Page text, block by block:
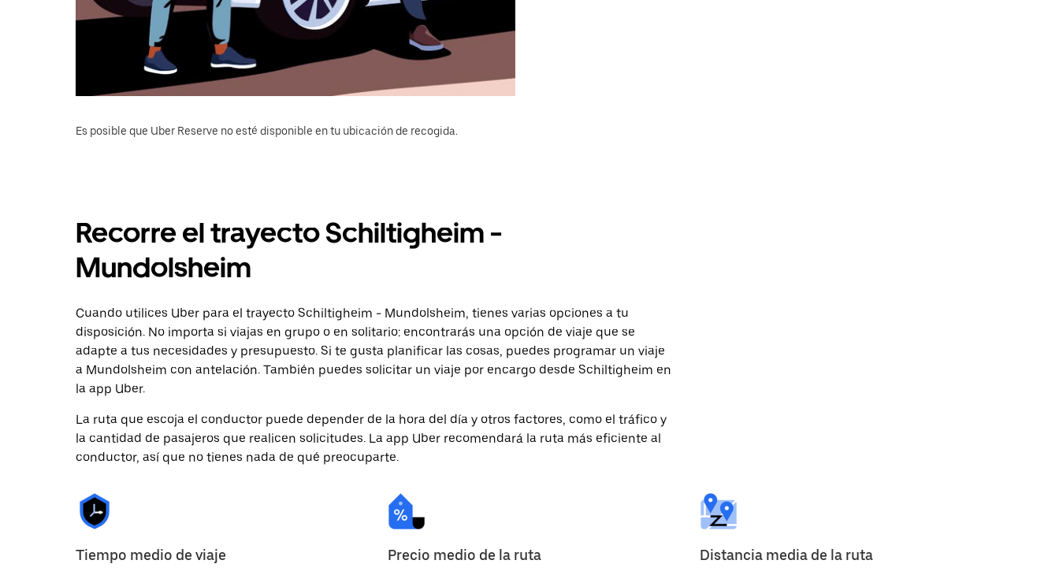
Es posible que Uber Reserve no esté disponible en tu ubicación de recogida.
Recorre el trayecto Schiltigheim -
Mundolsheim
Cuando utilices Uber para el trayecto Schiltigheim - Mundolsheim, tienes varias opciones a tu
disposición. No importa si viajas en grupo o en solitario: encontrarás una opción de viaje que se
adapte a tus necesidades y presupuesto. Si te gusta planificar las cosas, puedes programar un viaje
a Mundolsheim con antelación. También puedes solicitar un viaje por encargo desde Schiltigheim en
la app Uber.
La ruta que escoja el conductor puede depender de la hora del día y otros factores, como el tráfico y
la cantidad de pasajeros que realicen solicitudes. La app Uber recomendará la ruta más eficiente al
conductor, así que no tienes nada de qué preocuparte.
Tiempo medio de viaje Precio medio de la ruta Distancia media de la ruta